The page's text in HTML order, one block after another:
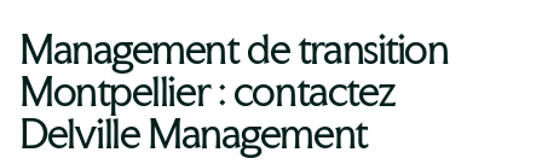
Management de transition
Montpellier : contactez
Delville Management